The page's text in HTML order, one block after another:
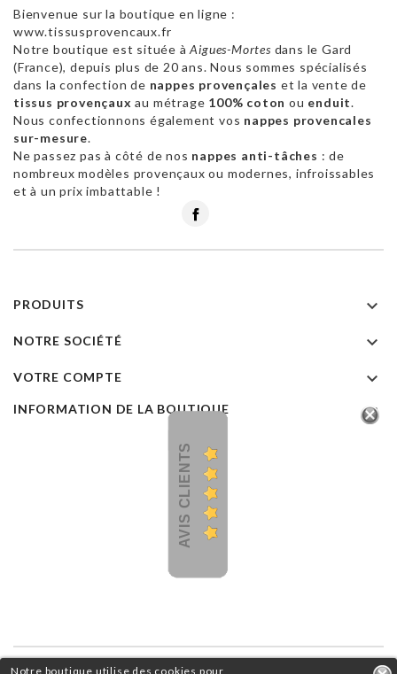
Notre boutique utilise des cookies pour
Bienvenue sur la boutique en ligne :
www.tissusprovencaux.fr
Notre boutique est située àAigues-Mortes dans le Gard
(France), depuis plus de 20 ans. Nous sommes spécialisés
dans la confection de nappes provençales et la vente de
tissus provençaux au métrage 100% coton ou enduit.
Nous confectionnons également vos nappes provencales
sur-mesure.
Ne passez pas à côté de nos nappes anti-tâches : de
nombreux modèles provençaux ou modernes, infroissables
et à un prix imbattable !
PRODUITS 
NOTRE SOCIÉTÉ 
VOTRE COMPTE 
INFORMATION DE LA BOUTIQUE 
AVIS CLIENTS